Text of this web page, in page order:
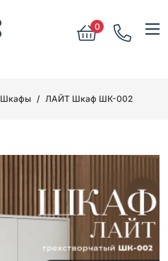
0
Шкафы ЛАЙТ Шкаф ШК-002